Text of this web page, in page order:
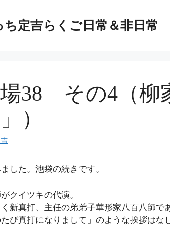
ち定吉らくご日常＆非日常
38 その4（柳
）
した。池袋の続きです。
クイツキの代演。
新真打、主任の弟弟子華形家八百八師で
び真打になりまして」のような挨拶はな